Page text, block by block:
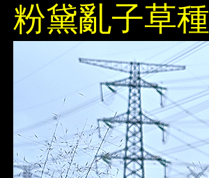
粉黛亂子草